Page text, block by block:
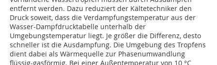
entfernt werden. Dazu reduziert der Kältetechniker den
Druck soweit, dass die Verdampfungstemperatur aus der
Wasser-Dampfdrucktabelle unterhalb der
Umgebungstemperatur liegt. Je größer die Differenz, desto
schneller ist die Ausdampfung. Die Umgebung des Tropfens
dient dabei als Wärmequelle zur Phasenumwandlung
flüssig-gasförmig. Bei einer Außentemperatur von 10 °C